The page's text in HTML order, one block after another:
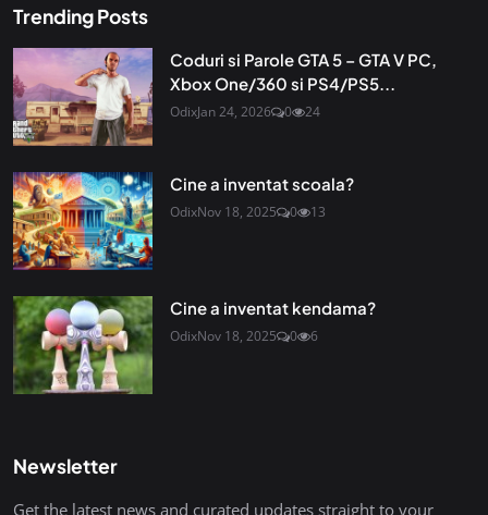
Trending Posts
Coduri si Parole GTA 5 – GTA V PC,
Xbox One/360 si PS4/PS5...
OdixJan 24, 2026 0 24
Cine a inventat scoala?
OdixNov 18, 2025 0 13
Cine a inventat kendama?
OdixNov 18, 2025 0 6
Newsletter
Get the latest news and curated updates straight to your